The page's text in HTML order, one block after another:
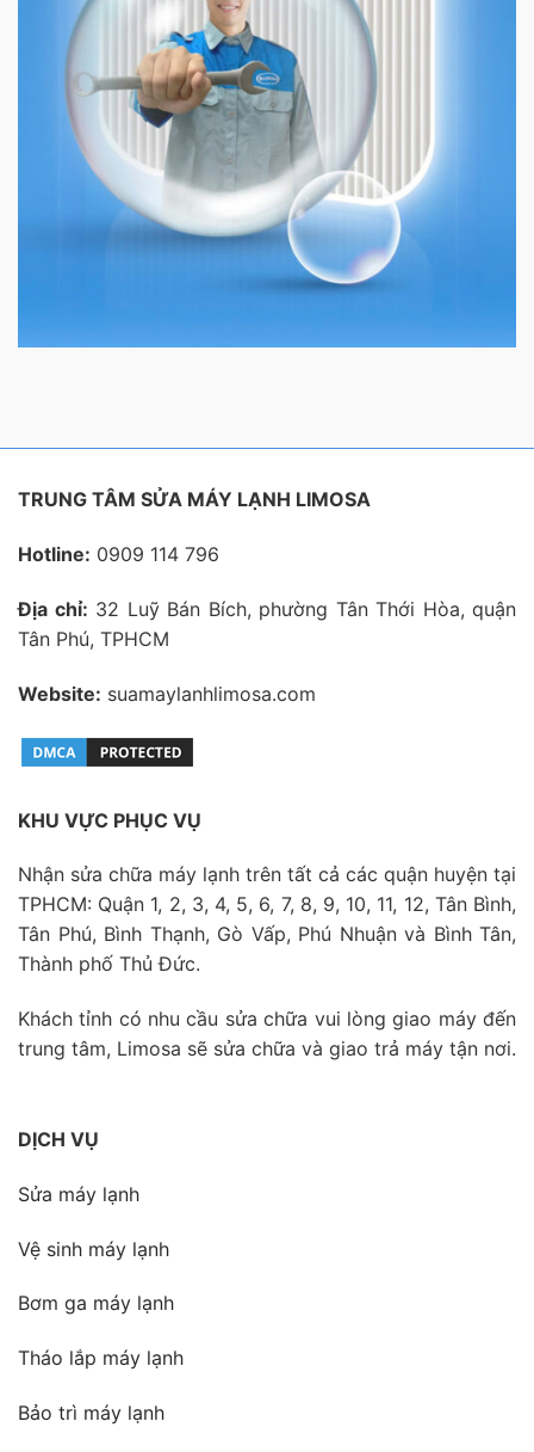
TRUNG TÂM SỬA MÁY LẠNH LIMOSA
Hotline: 0909 114 796
Địa chỉ: 32 Luỹ Bán Bích, phường Tân Thới Hòa, quận
Tân Phú, TPHCM
Website: suamaylanhlimosa.com
KHU VỰC PHỤC VỤ
Nhận sửa chữa máy lạnh trên tất cả các quận huyện tại
TPHCM: Quận 1, 2, 3, 4, 5, 6, 7, 8, 9, 10, 11, 12, Tân Bình,
Tân Phú, Bình Thạnh, Gò Vấp, Phú Nhuận và Bình Tân,
Thành phố Thủ Đức.
Khách tỉnh có nhu cầu sửa chữa vui lòng giao máy đến
trung tâm, Limosa sẽ sửa chữa và giao trả máy tận nơi.
DỊCH VỤ
Sửa máy lạnh
Vệ sinh máy lạnh
Bơm ga máy lạnh
Tháo lắp máy lạnh
Bảo trì máy lạnh